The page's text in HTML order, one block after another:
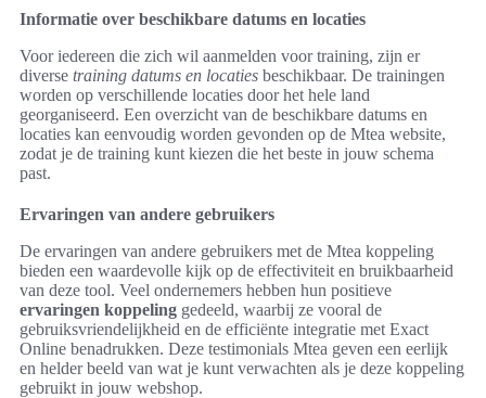
Informatie over beschikbare datums en locaties
Voor iedereen die zich wil aanmelden voor training, zijn er
diverse training datums en locaties beschikbaar. De trainingen
worden op verschillende locaties door het hele land
georganiseerd. Een overzicht van de beschikbare datums en
locaties kan eenvoudig worden gevonden op de Mtea website,
zodat je de training kunt kiezen die het beste in jouw schema
past.
Ervaringen van andere gebruikers
De ervaringen van andere gebruikers met de Mtea koppeling
bieden een waardevolle kijk op de effectiviteit en bruikbaarheid
van deze tool. Veel ondernemers hebben hun positieve
ervaringen koppeling gedeeld, waarbij ze vooral de
gebruiksvriendelijkheid en de efficiënte integratie met Exact
Online benadrukken. Deze testimonials Mtea geven een eerlijk
en helder beeld van wat je kunt verwachten als je deze koppeling
gebruikt in jouw webshop.